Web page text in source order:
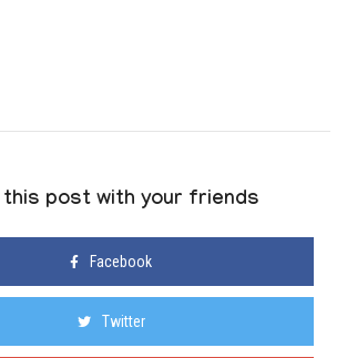
this post with your friends
Facebook
Twitter